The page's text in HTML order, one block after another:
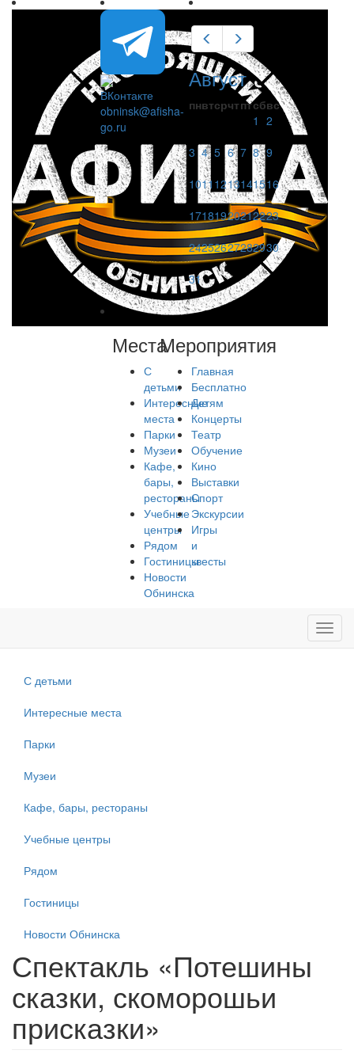
obninsk@afisha-
go.ru
Предыдущий
Август
пнвтсрчтптсбвс
1 2
3 4 5 6 7 8 9
1011 1213141516
17181920212223
24252627282930
31
Места
С
детьми
Интересные
места
Парки
Музеи
Кафе,
бары,
рестораны
Учебные
центры
Рядом
Гостиницы
Новости
Обнинска
Мероприятия
Главная
Бесплатно
Детям
Концерты
Театр
Обучение
Кино
Выставки
Спорт
Экскурсии
Игры
и
квесты
С детьми
Интересные места
Парки
Музеи
Кафе, бары, рестораны
Учебные центры
Рядом
Гостиницы
Новости Обнинска
Спектакль «Потешины
сказки, скоморошьи
присказки»